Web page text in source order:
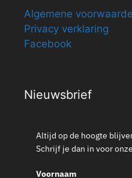
Algemene
Privacy verklaring
Facebook
Nieuwsbrief
Altijd op de hoogte
Schrijf je dan in voor
Voornaam